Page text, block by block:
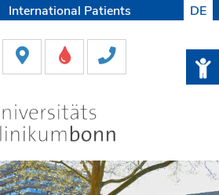
International Patients
Medien
DE